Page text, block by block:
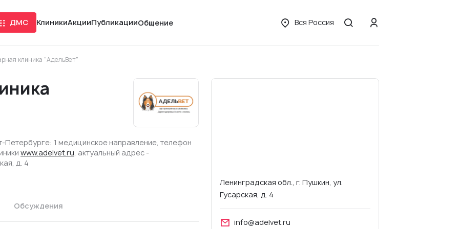
ДМС КлиникиАкцииПубликацииОбщение Вся Россия
клиника "АдельВет"
Петербурге: 1 медицинское направление, телефон
www.adelvet.ru, актуальный адрес -
д. 4
Обсуждения
Ленинградская обл., г. Пушкин, ул.
Гусарская, д. 4
info@adelvet.ru